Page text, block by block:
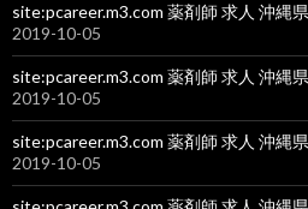
site:pcareer.m3.com 薬剤師 求人 沖縄
2019-10-05
site:pcareer.m3.com 薬剤師 求人 沖縄
2019-10-05
site:pcareer.m3.com 薬剤師 求人 沖縄
2019-10-05